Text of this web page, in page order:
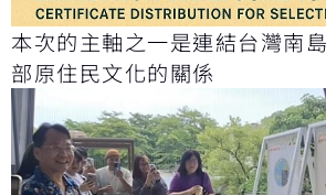
本次的主軸之一是連結台灣南
部原住民文化的關係